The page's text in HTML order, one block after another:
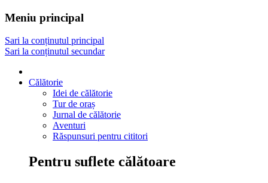
Meniu principal
Sari la conținutul principal
Sari la conținutul secundar
Călătorie
Idei de călătorie
Tur de oraș
Jurnal de călătorie
Aventuri
Răspunsuri pentru cititori
Pentru suflete călătoare